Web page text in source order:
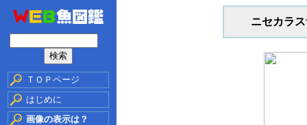
ＴＯＰページ
はじめに
画像の表示は？
ニセカラ